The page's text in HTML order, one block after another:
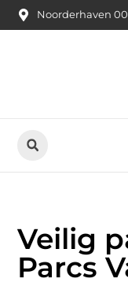
Noorderhaven
Veilig
Parcs